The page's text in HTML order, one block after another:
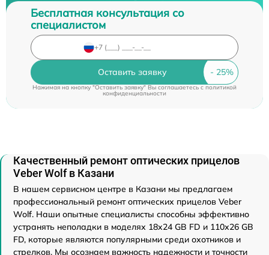
Бесплатная консультация со
специалистом
Оставить заявку
Нажимая на кнопку "Оставить заявку" Вы соглашаетесь cполитикой
конфиденциальности
Качественный ремонт оптических прицелов
Veber Wolf в Казани
В нашем сервисном центре в Казани мы предлагаем
профессиональный ремонт оптических прицелов Veber
Wolf. Наши опытные специалисты способны эффективно
устранять неполадки в моделях 18x24 GB FD и 110х26 GB
FD, которые являются популярными среди охотников и
стрелков. Мы осознаем важность надежности и точности